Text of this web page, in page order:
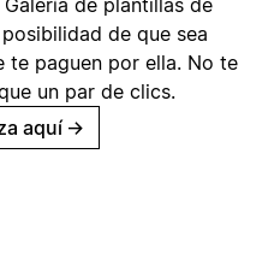
de plantillas de
de que sea
te paguen por ella. No te
un par de clics.
aquí →